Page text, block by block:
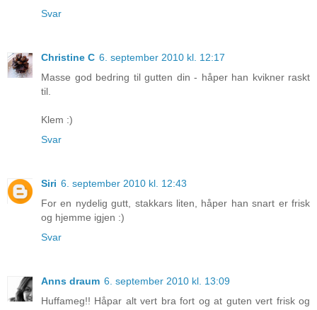
Svar
Christine C 6. september 2010 kl. 12:17
Masse god bedring til gutten din - håper han kvikner raskt
til.
Klem :)
Svar
Siri 6. september 2010 kl. 12:43
For en nydelig gutt, stakkars liten, håper han snart er frisk
og hjemme igjen :)
Svar
Anns draum 6. september 2010 kl. 13:09
Huffameg!! Håpar alt vert bra fort og at guten vert frisk og